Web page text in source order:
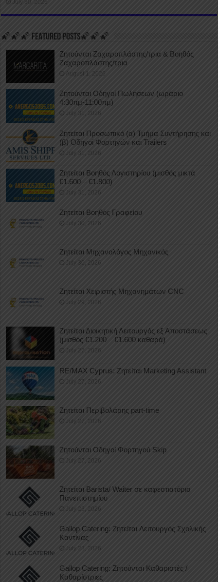
July 30, 2026
🌠🌠🌠 FEATURED POSTS🌠🌠🌠
Ζητούνται Ζαχαροπλάστης/τρια & Βοηθός
Ζαχαροπλάστης/τρια
August 1, 2026
Ζητούνται Οδηγοί Πωλήσεων (ωράριο
4:30πμ-11:00πμ)
July 31, 2026
Ζητείται Προσωπικό (α) Τμήμα Συντήρησης και
(β) Οδηγοί Φορτηγών και Trailers
July 31, 2026
Ζητείται Βοηθός Λογιστηρίου (μισθός μικτά
€1.600 – €1.800)
July 31, 2026
Ζητείται Βοηθός Γραφείου
July 30, 2026
Ζητείται Μηχανολόγος Μηχανικός
July 30, 2026
Ζητείται Χειριστής Μηχανημάτων CNC
July 29, 2026
Ζητείται Διοικητική Λειτουργός εξ Αποστάσεως
(μισθός €1.200 – €1.600 καθαρά)
July 27, 2026
RE/MAX Cyprus: Ζητείται Marketing Assistant
July 27, 2026
Ζητείται Περιβολάρης part-time
July 27, 2026
Ζητούνται Οδηγοί Φορτηγού Skip
July 27, 2026
Ζητείται Barista/ Waiter σε καφεστιατόριο
Πανεπιστημίου
July 23, 2026
Gallop Catering: Ζητείται Λειτουργός Σχολικής
Καντίνας
July 23, 2026
Gallop Catering: Ζητούνται Καθαριστές /
Καθαρίστριες